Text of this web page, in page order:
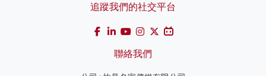
追蹤我們的社交平台
聯絡我們